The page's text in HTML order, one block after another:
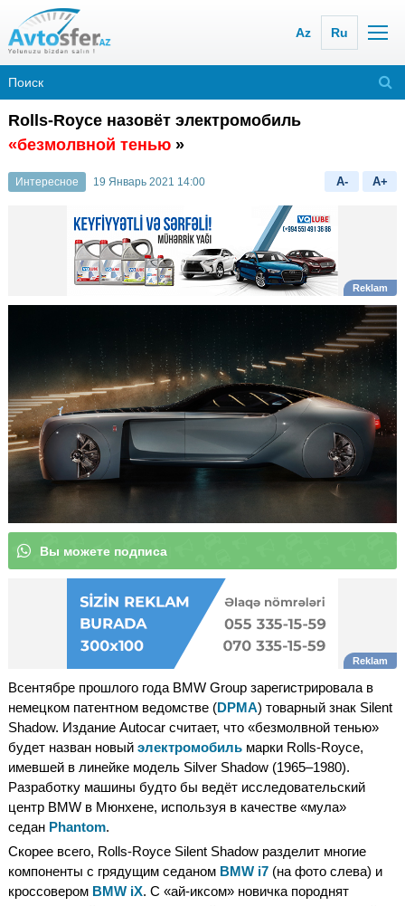
Az Ru
Rolls-Royce назовёт электромобиль
«безмолвной тенью »
Интересное 19 Январь 2021 14:00 A- A+
Вы
Всентябре прошлого года BMW Group зарегистрировала в
немецком патентном ведомстве (DPMA) товарный знак Silent
Shadow. Издание Autocar считает, что «безмолвной тенью»
будет назван новый электромобиль марки Rolls-Royce,
имевшей в линейке модель Silver Shadow (1965–1980).
Разработку машины будто бы ведёт исследовательский
центр BMW в Мюнхене, используя в качестве «мула»
седан Phantom.
Скорее всего, Rolls-Royce Silent Shadow разделит многие
компоненты с грядущим седаном BMW i7 (на фото слева) и
кроссовером BMW iX. С «ай-иксом» новичка породнят